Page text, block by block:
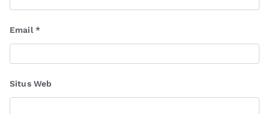
Email*
Situs Web